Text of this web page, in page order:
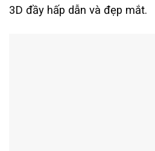
3D đầy hấp dẫn và đẹp mắt.